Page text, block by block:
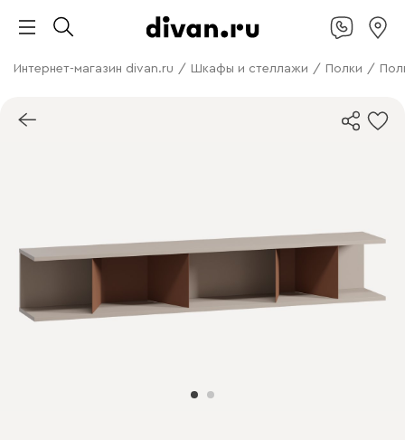
Интернет-магазин divan.ru / Шкафы и стеллажи / Полки /